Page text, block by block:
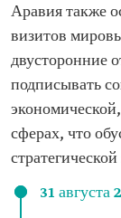
Аравия также
визитов
двусторонние
подписывать
сферах, что
31 августа